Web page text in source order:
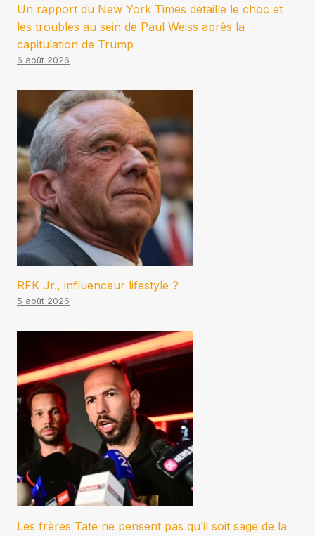
Un rapport du New York Times détaille le choc et
les troubles au sein de Paul Weiss après la
capitulation de Trump
6 août 2026
RFK Jr., influenceur lifestyle ?
5 août 2026
Les frères Tate ne pensent pas qu’il soit sage de la